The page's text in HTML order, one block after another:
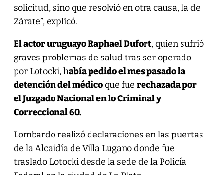
solicitud, sino que resolvió en otra causa, la de
Zárate”, explicó.
El actor uruguayo Raphael Dufort, quien sufrió
graves problemas de salud tras ser operado
por Lotocki, había pedido el mes pasado la
detención del médicoque fue rechazada por
el Juzgado Nacional en lo Criminal y
Correccional 60.
Lombardo realizó declaraciones en las puertas
de la Alcaidía de Villa Lugano donde fue
traslado Lotocki desde la sede de la Policía